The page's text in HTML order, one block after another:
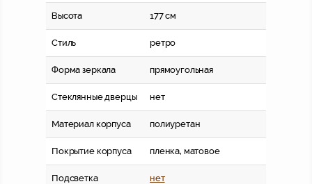
Высота 177 см
Стиль ретро
Форма зеркала прямоугольная
Стеклянные дверцы нет
Материал корпуса полиуретан
Покрытие корпуса пленка, матовое
Подсветка нет